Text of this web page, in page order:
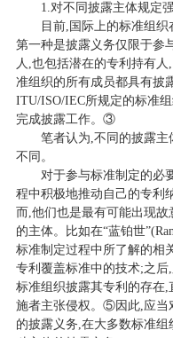
1.对不同披露主体规定
目前,国际上的标准组
第一种是披露义务仅限于参
人,也包括潜在的专利持有
准组织的所有成员都具有披
ITU/ISO/IEC所规定的标准
完成披露工作。③
笔者认为,不同的披露
不同。
对于参与标准制定的必
程中积极地推动自己的专利
而,他们也是最有可能出现
的主体。比如在“蓝铂世
标准制定过程中所了解的相
专利覆盖标准中的技术;之
标准组织披露其专利的存在,
施者主张侵权。⑤因此,应当
的披露义务,在大多数标准